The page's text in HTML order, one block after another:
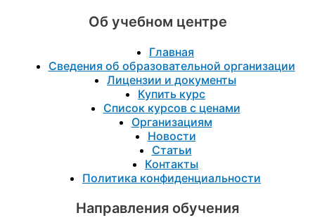
Об учебном центре
Главная
Сведения об образовательной организации
Лицензии и документы
Купить курс
Список курсов с ценами
Организациям
Новости
Статьи
Контакты
Политика конфиденциальности
Направления обучения